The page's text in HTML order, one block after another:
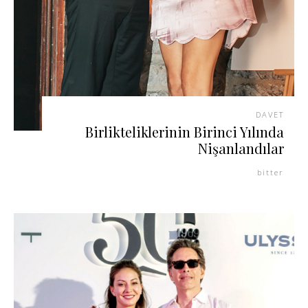
DAVET
Birlikteliklerinin Birinci Yılında
Nişanlandılar
bitter